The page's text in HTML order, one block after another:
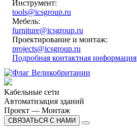
Инструмент:
tools@icsgroup.ru
Мебель:
furniture@icsgroup.ru
Проектирование и монтаж:
projects@icsgroup.ru
Подробная контактная информация
Кабельные сети
Автоматизация зданий
Проект — Монтаж
СВЯЗАТЬСЯ С НАМИ